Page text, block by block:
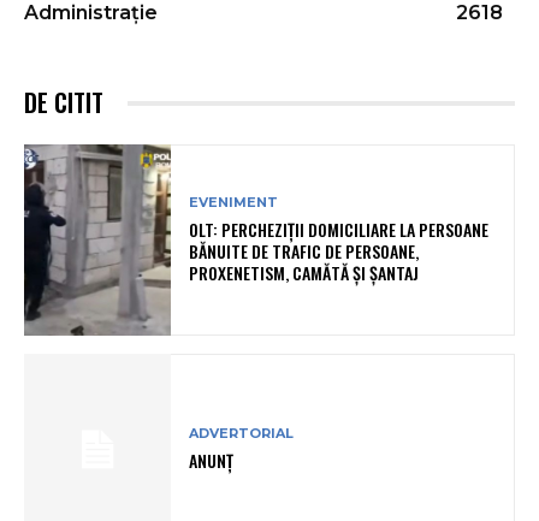
Administrație
2618
DE CITIT
EVENIMENT
OLT: PERCHEZIŢII DOMICILIARE LA PERSOANE
BĂNUITE DE TRAFIC DE PERSOANE,
PROXENETISM, CAMĂTĂ ŞI ŞANTAJ
ADVERTORIAL
ANUNȚ